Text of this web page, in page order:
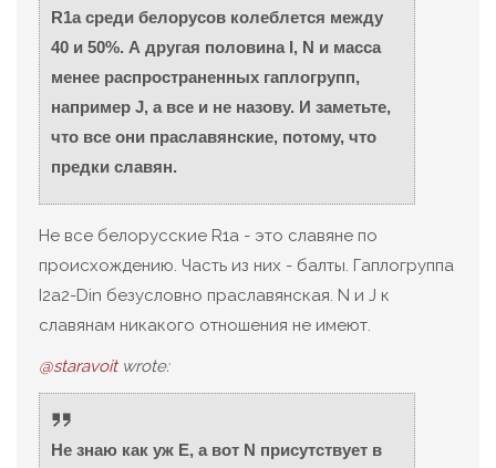
R1a среди белорусов колеблется между
40 и 50%. А другая половина I, N и масса
менее распространенных гаплогрупп,
например J, а все и не назову. И заметьте,
что все они праславянские, потому, что
предки славян.
Не все белорусские R1a - это славяне по
происхождению. Часть из них - балты. Гаплогруппа
I2a2-Din безусловно праславянская. N и J к
славянам никакого отношения не имеют.
@staravoitwrote:
Не знаю как уж Е, а вот N присутствует в